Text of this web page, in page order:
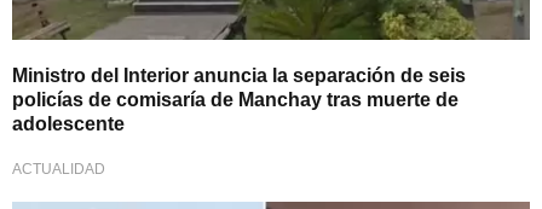
Ministro del Interior anuncia la separación de seis
policías de comisaría de Manchay tras muerte de
adolescente
ACTUALIDAD